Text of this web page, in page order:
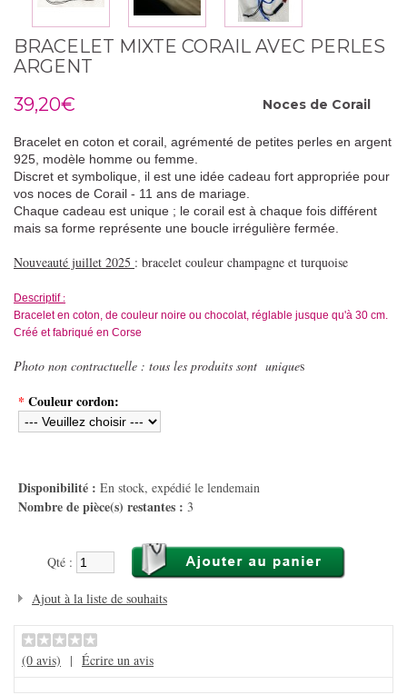
BRACELET MIXTE CORAIL AVEC PERLES
ARGENT
39,20€
Noces de Corail
Bracelet en coton et corail, agrémenté de petites perles en argent
925, modèle homme ou femme.
Discret et symbolique, il est une idée cadeau fort appropriée pour
vos noces de Corail - 11 ans de mariage.
Chaque cadeau est unique ; le corail est à chaque fois différent
mais sa forme représente une boucle irrégulière fermée.
Nouveauté juillet 2025 : bracelet couleur champagne et turquoise
Descriptif :
Bracelet en coton, de couleur noire ou chocolat, réglable jusque qu'à 30 cm.
Créé et fabriqué en Corse
Photo non contractuelle : tous les produits sont uniques
* Couleur cordon:
Disponibilité : En stock, expédié le lendemain
Nombre de pièce(s) restantes : 3
Qté :
Ajout à la liste de souhaits
(0 avis) | Écrire un avis